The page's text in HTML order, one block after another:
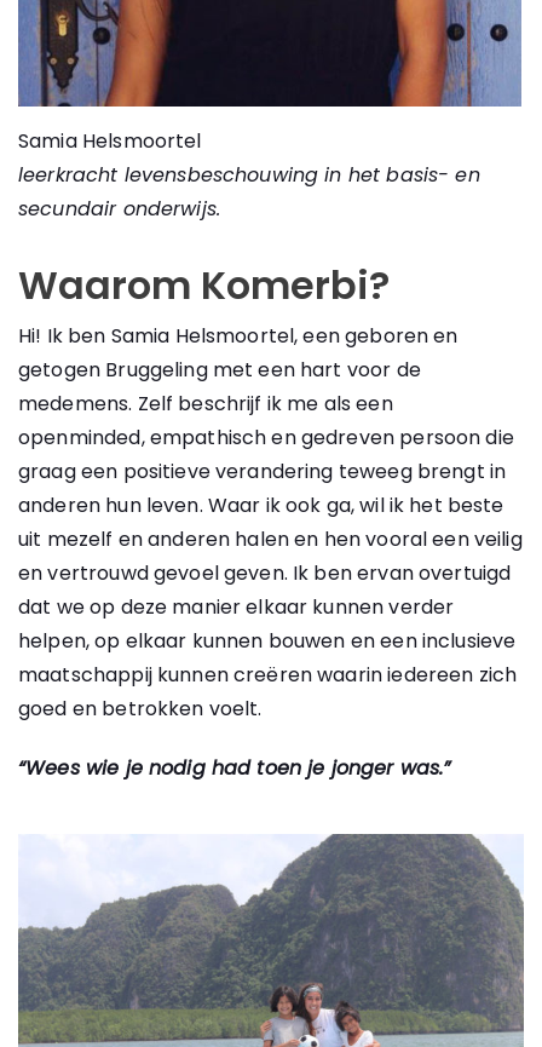
Samia Helsmoortel
leerkracht levensbeschouwing in het basis- en
secundair onderwijs.
Waarom Komerbi?
Hi! Ik ben Samia Helsmoortel, een geboren en
getogen Bruggeling met een hart voor de
medemens. Zelf beschrijf ik me als een
openminded, empathisch en gedreven persoon die
graag een positieve verandering teweeg brengt in
anderen hun leven. Waar ik ook ga, wil ik het beste
uit mezelf en anderen halen en hen vooral een veilig
en vertrouwd gevoel geven. Ik ben ervan overtuigd
dat we op deze manier elkaar kunnen verder
helpen, op elkaar kunnen bouwen en een inclusieve
maatschappij kunnen creëren waarin iedereen zich
goed en betrokken voelt.
“Wees wie je nodig had toen je jonger was.”